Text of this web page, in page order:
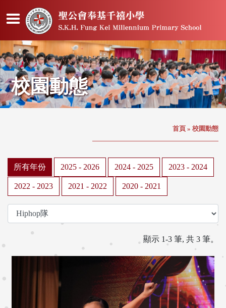
校園動態
首頁 » 校園動態
所有年份 2025 - 2026 2024 - 2025 2023 - 2024
2022 - 2023 2021 - 2022 2020 - 2021
顯示 1-3 筆, 共 3 筆。